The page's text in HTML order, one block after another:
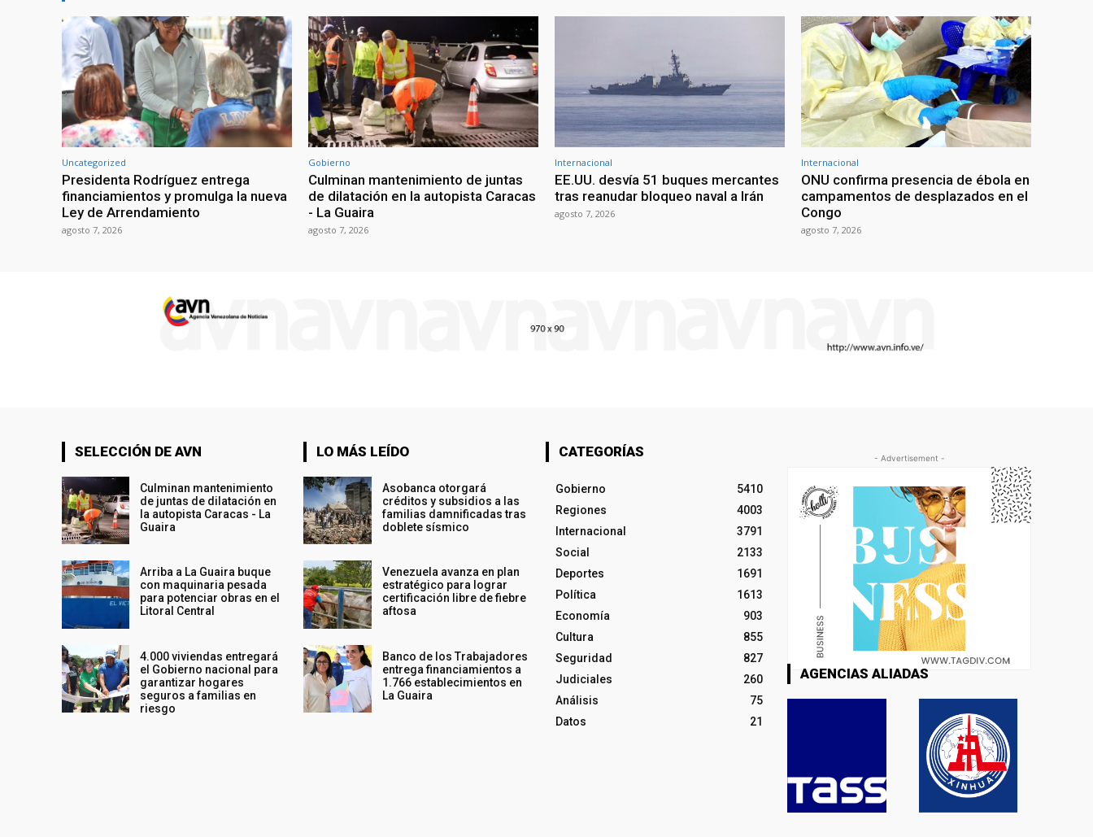
Uncategorized
Presidenta Rodríguez entrega
financiamientos y promulga la nueva
Ley de Arrendamiento
agosto 7, 2026
Gobierno
Culminan mantenimiento de juntas
de dilatación en la autopista Caracas
- La Guaira
agosto 7, 2026
Internacional
EE.UU. desvía 51 buques mercantes
tras reanudar bloqueo naval a Irán
agosto 7, 2026
Internacional
ONU confirma presencia de ébola en
campamentos de desplazados en el
Congo
agosto 7, 2026
SELECCIÓN DE AVN
Culminan mantenimiento
de juntas de dilatación en
la autopista Caracas - La
Guaira
Arriba a La Guaira buque
con maquinaria pesada
para potenciar obras en el
Litoral Central
4.000 viviendas entregará
el Gobierno nacional para
garantizar hogares
seguros a familias en
riesgo
LO MÁS LEÍDO
Asobanca otorgará
créditos y subsidios a las
familias damnificadas tras
doblete sísmico
Venezuela avanza en plan
estratégico para lograr
certificación libre de fiebre
aftosa
Banco de los Trabajadores
entrega financiamientos a
1.766 establecimientos en
La Guaira
CATEGORÍAS
Gobierno
5410
Regiones
4003
Internacional
3791
Social
2133
Deportes
1691
Política
1613
Economía
903
Cultura
855
Seguridad
827
Judiciales
260
Análisis
75
Datos
21
- Advertisement -
AGENCIAS ALIADAS